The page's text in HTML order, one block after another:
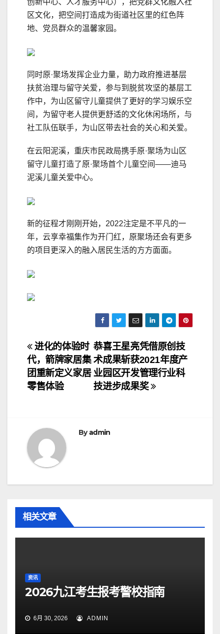
创新中心、人才服务中心），把党群文化融入社
区文化，把空间打造成为街道社区里的红色阵
地、党员群众的温馨家园。
同时原·聚场发挥企业力量，助力政府推进基层
扶贫治理与留守关爱，参与到脱贫攻坚的基层工
作中，为山区留守儿童提供了更好的学习娱乐空
间，为留守老人提供更舒适的文化休闲场所，与
社工队伍联手，为山区带去社会的关心和关爱。
在云阳泥溪，重庆市民政局携手原·聚场为山区
留守儿童打造了原·聚场首个儿童空间——迪马
泥溪儿童关爱中心。
新的征程才刚刚开始，2022注定是不平凡的一
年，云享幸福集作为开门红，原聚场还会有更多
的项目更深入的融入居民生活的方方面面。
文
章
导
恭喜王星亮凭借原创技
术成果斩获2021年度产
业园区开发管理行业科
技进步成果奖
进化的体验时
代，箭牌家居集
团重新定义家居
零售体验
Byadmin
相关文章
资讯
2026九江考生报考警校指南
6月 30, 2026 ADMIN